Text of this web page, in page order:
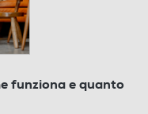
funziona e quanto